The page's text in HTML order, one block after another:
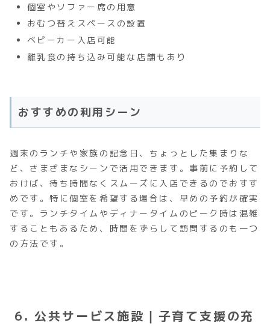
個室やソファー席の用意
おむつ替えスペースの設置
ベビーカー入店可能
離乳食の持ち込み可能な店舗もあり
おすすめの利用シーン
週末のランチや家族の記念日、ちょっとした集まりな
ど、さまざまなシーンで活用できます。事前に予約して
おけば、待ち時間なくスムーズに入店できるのでおすす
めです。特に個室を希望する場合は、早めの予約が確実
です。ランチタイムやディナータイムのピーク時は混雑
することもあるため、時間をずらして訪問するのも一つ
の方法です。
6. 公共サービス施設｜子育て支援の充